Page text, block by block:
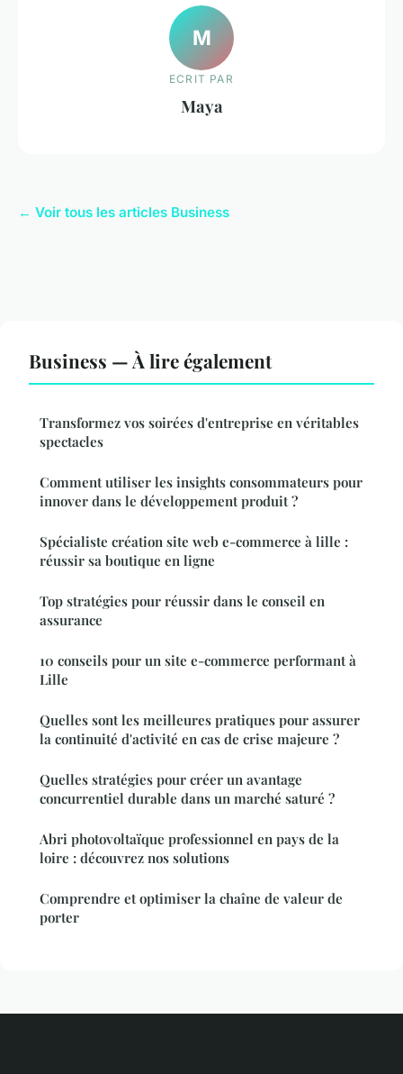
M
ECRIT PAR
Maya
← Voir tous les articles Business
Business — À lire également
Transformez vos soirées d'entreprise en véritables
spectacles
Comment utiliser les insights consommateurs pour
innover dans le développement produit ?
Spécialiste création site web e-commerce à lille :
réussir sa boutique en ligne
Top stratégies pour réussir dans le conseil en
assurance
10 conseils pour un site e-commerce performant à
Lille
Quelles sont les meilleures pratiques pour assurer
la continuité d'activité en cas de crise majeure ?
Quelles stratégies pour créer un avantage
concurrentiel durable dans un marché saturé ?
Abri photovoltaïque professionnel en pays de la
loire : découvrez nos solutions
Comprendre et optimiser la chaîne de valeur de
porter